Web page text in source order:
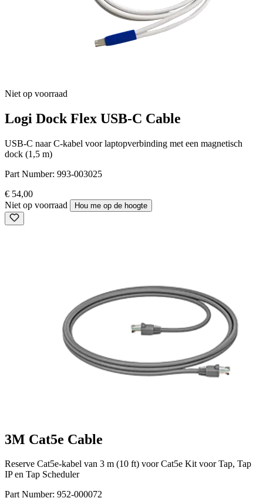
Niet op voorraad
Logi Dock Flex USB-C Cable
USB-C naar C-kabel voor laptopverbinding met een magnetisch
dock (1,5 m)
Part Number: 993-003025
€ 54,00
Niet op voorraad
Hou me op de hoogte
3M Cat5e Cable
Reserve Cat5e-kabel van 3 m (10 ft) voor Cat5e Kit voor Tap, Tap
IP en Tap Scheduler
Part Number: 952-000072